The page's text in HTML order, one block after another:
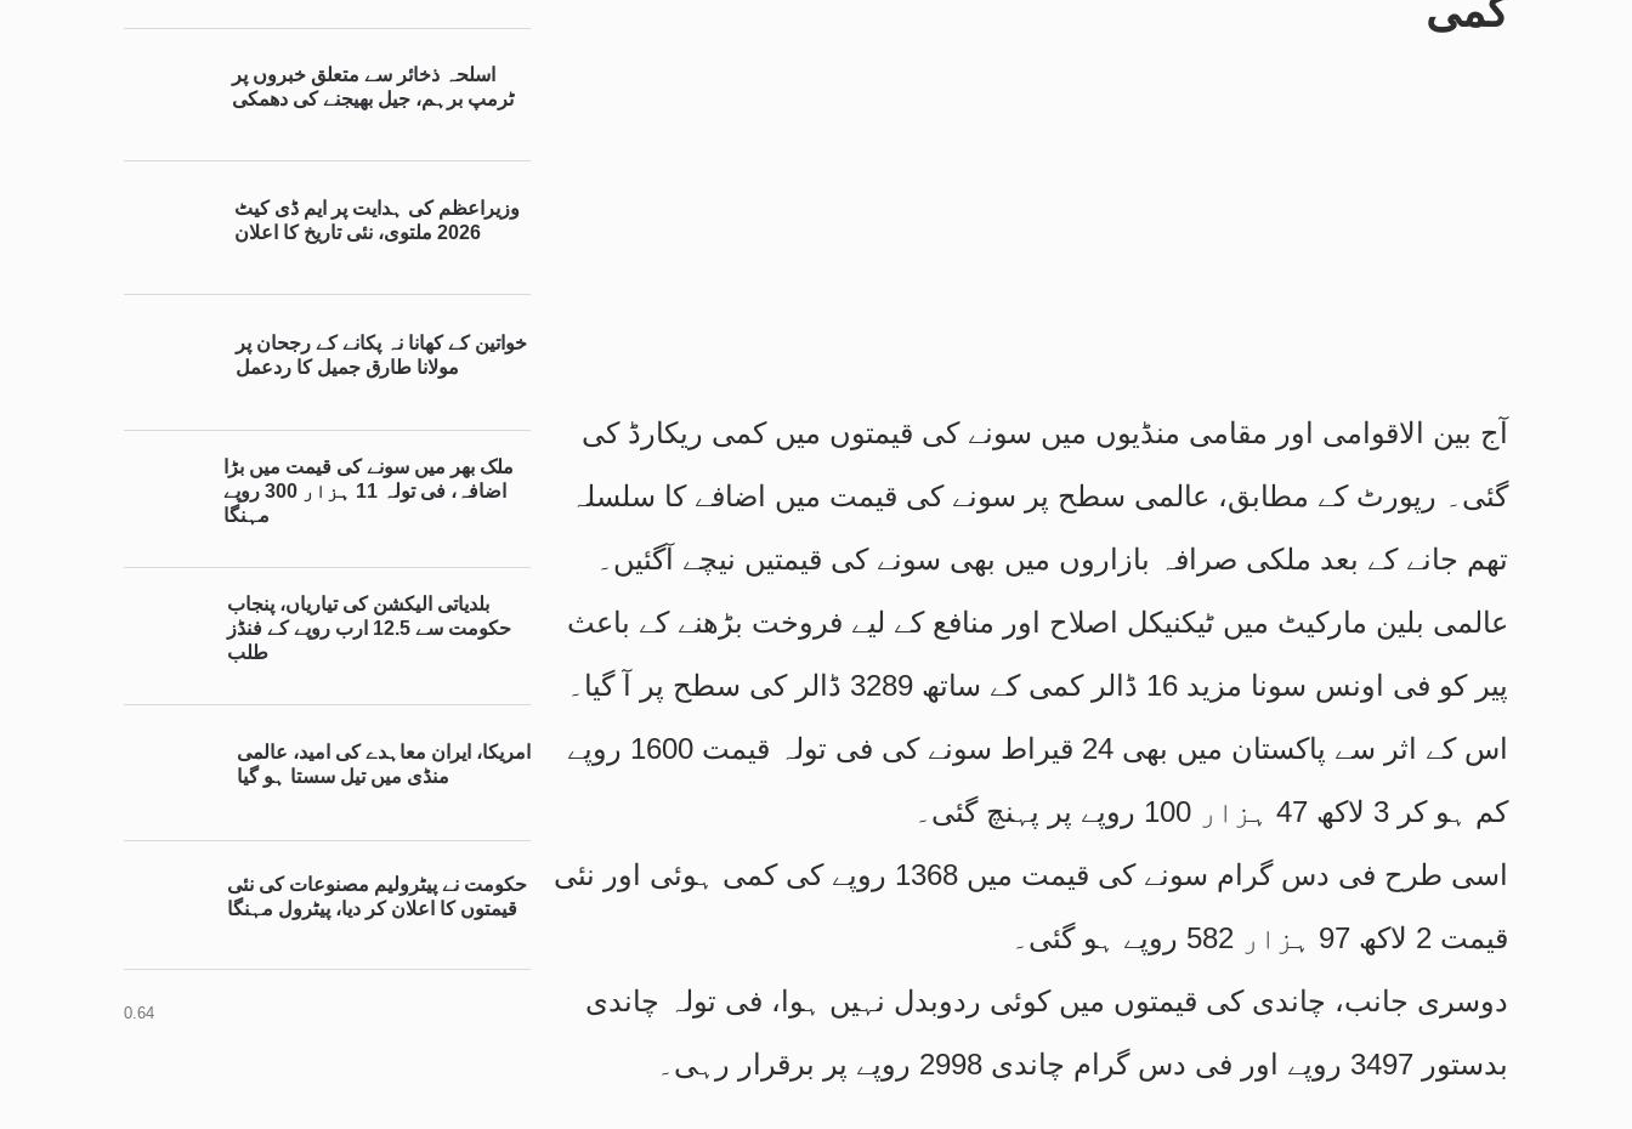
اسلحہ ذخائر سے متعلق خبروں پر
ٹرمپ برہم، جیل بھیجنے کی دھمکی
وزیراعظم کی ہدایت پر ایم ڈی کیٹ
2026 ملتوی، نئی تاریخ کا اعلان
خواتین کے کھانا نہ پکانے کے رجحان پر
مولانا طارق جمیل کا ردعمل
ملک بھر میں سونے کی قیمت میں بڑا
اضافہ، فی تولہ 11 ہزار 300 روپے
مہنگا
بلدیاتی الیکشن کی تیاریاں، پنجاب
حکومت سے 12.5 ارب روپے کے فنڈز
طلب
امریکا، ایران معاہدے کی امید، عالمی
منڈی میں تیل سستا ہو گیا
حکومت نے پیٹرولیم مصنوعات کی نئی
قیمتوں کا اعلان کر دیا، پیٹرول مہنگا
کمی
آج بین الاقوامی اور مقامی منڈیوں میں سونے کی قیمتوں میں کمی ریکارڈ کی
گئی۔ رپورٹ کے مطابق، عالمی سطح پر سونے کی قیمت میں اضافے کا سلسلہ
تھم جانے کے بعد ملکی صرافہ بازاروں میں بھی سونے کی قیمتیں نیچے آگئیں۔
عالمی بلین مارکیٹ میں ٹیکنیکل اصلاح اور منافع کے لیے فروخت بڑھنے کے باعث
پیر کو فی اونس سونا مزید 16 ڈالر کمی کے ساتھ 3289 ڈالر کی سطح پر آ گیا۔
اس کے اثر سے پاکستان میں بھی 24 قیراط سونے کی فی تولہ قیمت 1600 روپے
کم ہو کر 3 لاکھ 47 ہزار 100 روپے پر پہنچ گئی۔
اسی طرح فی دس گرام سونے کی قیمت میں 1368 روپے کی کمی ہوئی اور نئی
قیمت 2 لاکھ 97 ہزار 582 روپے ہو گئی۔
دوسری جانب، چاندی کی قیمتوں میں کوئی ردوبدل نہیں ہوا، فی تولہ چاندی
بدستور 3497 روپے اور فی دس گرام چاندی 2998 روپے پر برقرار رہی۔